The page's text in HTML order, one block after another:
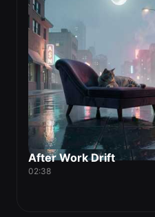
After Work Drift
02:38